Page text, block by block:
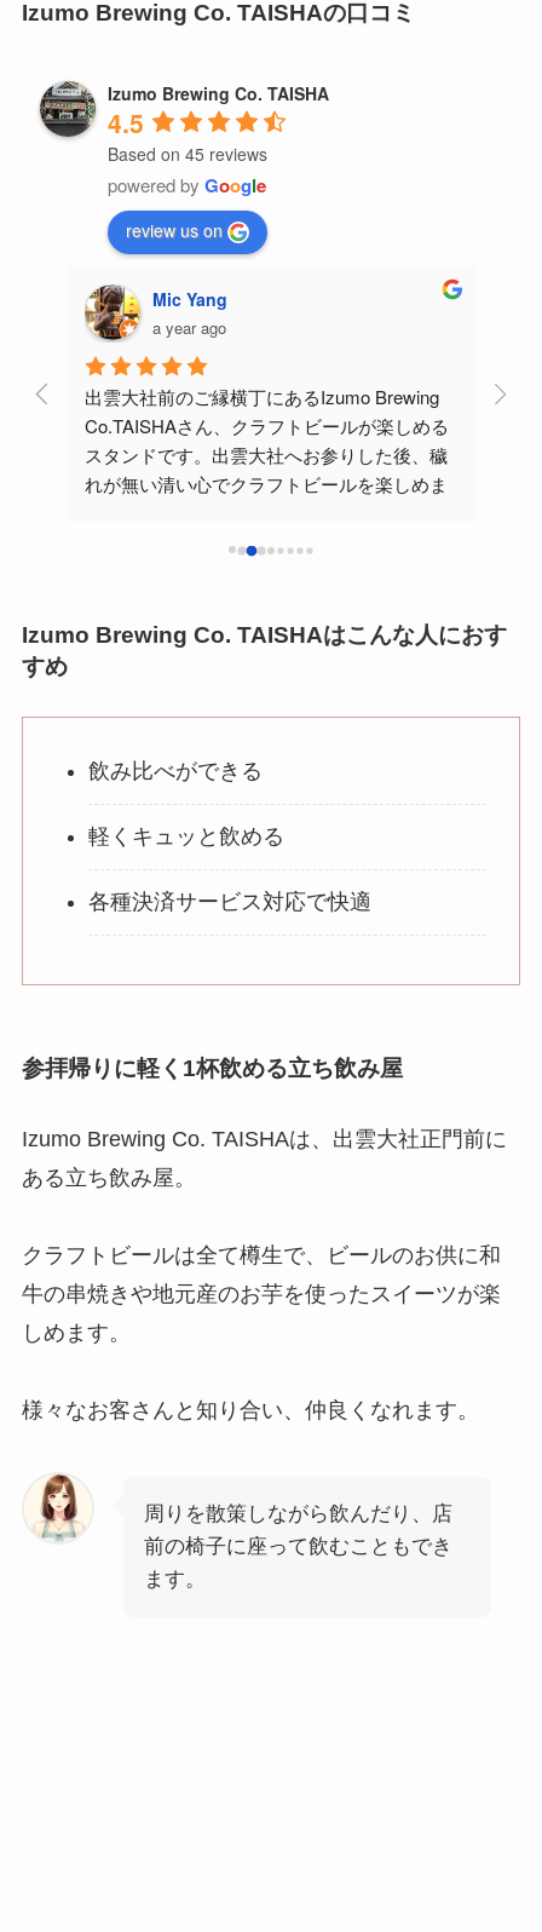
Izumo Brewing Co. TAISHAの口コミ
Izumo Brewing Co. TAISHA
4.5
Based on 45 reviews
powered by Google
review us on
Mic Yang
a year ago
出雲大社前のご縁横丁にあるIzumo Brewing
Co.TAISHAさん、クラフトビールが楽しめる
スタンドです。出雲大社へお参りした後、穢
れが無い清い心でクラフトビールを楽しめま
様です。期間限定で3種類のフレーバーが追加
ったです。店舗前にベンチ、店内にも数席座
に恵まれそうですね。
昨
（
♪
Izumo Brewing Co. TAISHAはこんな人におす
すめ
飲み比べができる
軽くキュッと飲める
各種決済サービス対応で快適
参拝帰りに軽く1杯飲める立ち飲み屋
Izumo Brewing Co. TAISHAは、出雲大社正門前に
ある立ち飲み屋。
クラフトビールは全て樽生で、ビールのお供に和
牛の串焼きや地元産のお芋を使ったスイーツが楽
しめます。
様々なお客さんと知り合い、仲良くなれます。
周りを散策しながら飲んだり、店
前の椅子に座って飲むこともでき
ます。